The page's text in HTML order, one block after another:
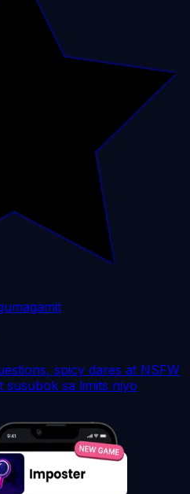
spicy dares at NSFW
susubok sa limits niyo